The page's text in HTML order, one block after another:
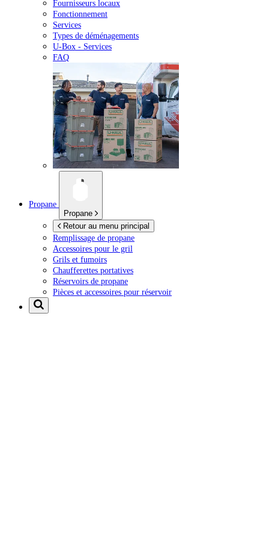
Fournisseurs locaux
Fonctionnement
Services
Types de déménagements
U-Box - Services
FAQ
Propane
Propane
Retour au menu principal
Remplissage de propane
Accessoires pour le gril
Grils et fumoirs
Chaufferettes portatives
Réservoirs de propane
Pièces et accessoires pour réservoir